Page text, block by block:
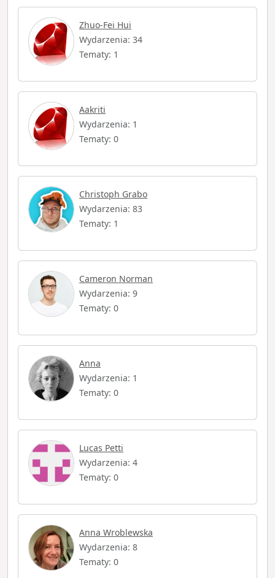
Zhuo-Fei Hui
Wydarzenia: 34
Tematy: 1
Aakriti
Wydarzenia: 1
Tematy: 0
Christoph Grabo
Wydarzenia: 83
Tematy: 1
Cameron Norman
Wydarzenia: 9
Tematy: 0
Anna
Wydarzenia: 1
Tematy: 0
Lucas Petti
Wydarzenia: 4
Tematy: 0
Anna Wroblewska
Wydarzenia: 8
Tematy: 0